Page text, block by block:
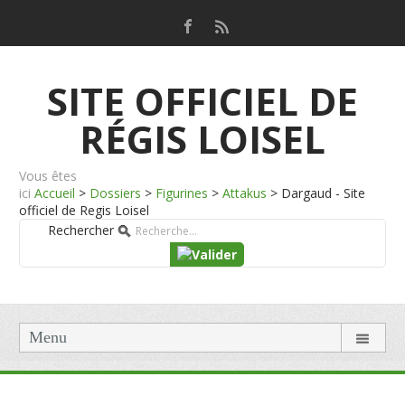
SITE OFFICIEL DE
RÉGIS LOISEL
Vous êtes
ici Accueil > Dossiers > Figurines > Attakus > Dargaud - Site
officiel de Regis Loisel
Rechercher
Menu